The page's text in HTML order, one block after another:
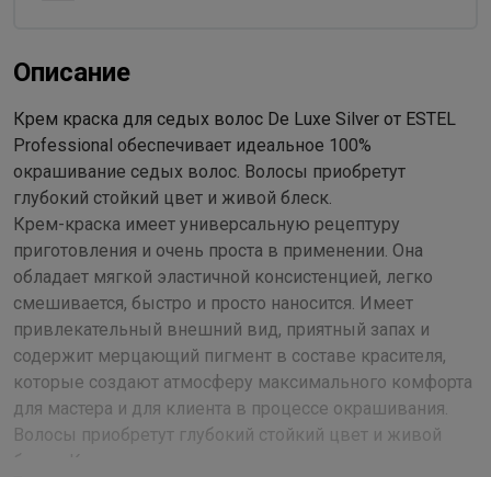
Описание
Крем краска для седых волос De Luxe Silver от ESTEL
Professional обеспечивает идеальное 100%
окрашивание седых волос. Волосы приобретут
глубокий стойкий цвет и живой блеск.
Крем-краска имеет универсальную рецептуру
приготовления и очень проста в применении. Она
обладает мягкой эластичной консистенцией, легко
смешивается, быстро и просто наносится. Имеет
привлекательный внешний вид, приятный запах и
содержит мерцающий пигмент в составе красителя,
которые создают атмосферу максимального комфорта
для мастера и для клиента в процессе окрашивания.
Волосы приобретут глубокий стойкий цвет и живой